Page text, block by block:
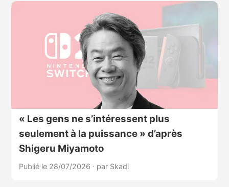
« Les gens ne s’intéressent plus
seulement à la puissance » d’après
Shigeru Miyamoto
Publié le 28/07/2026 · par Skadi